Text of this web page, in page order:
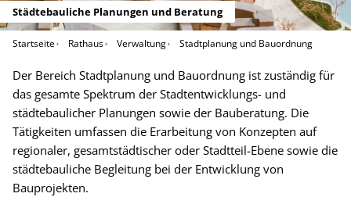
Städtebauliche Planungen und Beratung
Startseite Rathaus Verwaltung Stadtplanung und Bauordnung
Der Bereich Stadtplanung und Bauordnung ist zuständig für
das gesamte Spektrum der Stadtentwicklungs- und
städtebaulicher Planungen sowie der Bauberatung. Die
Tätigkeiten umfassen die Erarbeitung von Konzepten auf
regionaler, gesamtstädtischer oder Stadtteil-Ebene sowie die
städtebauliche Begleitung bei der Entwicklung von
Bauprojekten.